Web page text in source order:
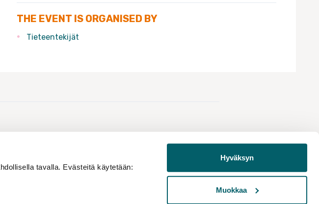
tavalla. Evästeitä käytetään:
Hyväksyn
Muokkaa
THE EVENT IS ORGANISED BY
Tieteentekijät